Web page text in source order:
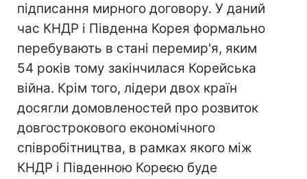
підписання мирного договору. У даний
час КНДР і Південна Корея формально
перебувають в стані перемир'я, яким
54 років тому закінчилася Корейська
війна. Крім того, лідери двох країн
досягли домовленостей про розвиток
довгострокового економічного
співробітництва, в рамках якого між
КНДР і Південною Кореєю буде